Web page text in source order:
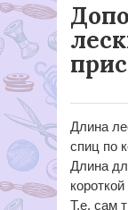
Длина
спиц по
Длина
Т.е. сам